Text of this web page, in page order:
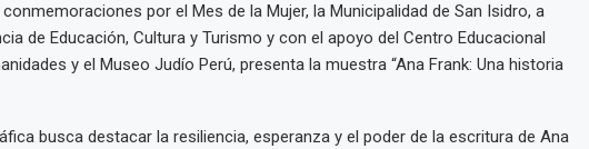
por el Mes de la Mujer, la Municipalidad de San Isidro, a
de Educación, Cultura y Turismo y con el apoyo del Centro Educacional
y el Museo Judío Perú, presenta la muestra “Ana Frank: Una historia
busca destacar la resiliencia, esperanza y el poder de la escritura de Ana